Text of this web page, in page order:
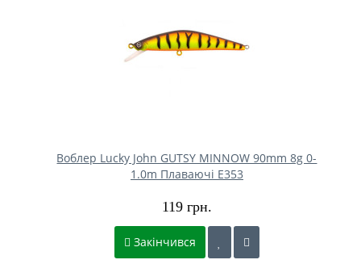
Воблер Lucky John GUTSY MINNOW 90mm 8g 0-
1.0m Плаваючі E353
119 грн.
Закінчився